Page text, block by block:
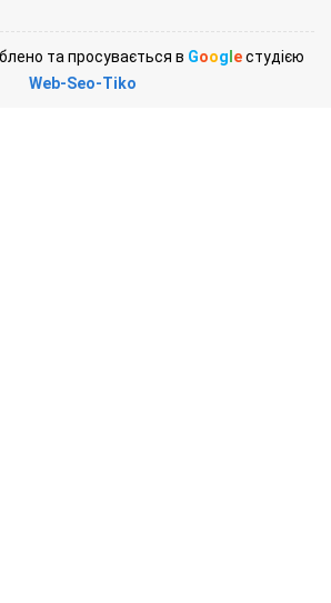
та просувається в Goog eстудією
Web-Seo-Tiko